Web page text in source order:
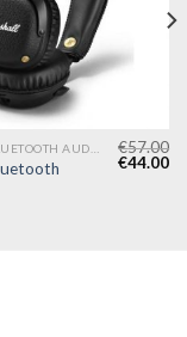
CASQUE BLUETOOTH AUDIO €57.00
€44.00